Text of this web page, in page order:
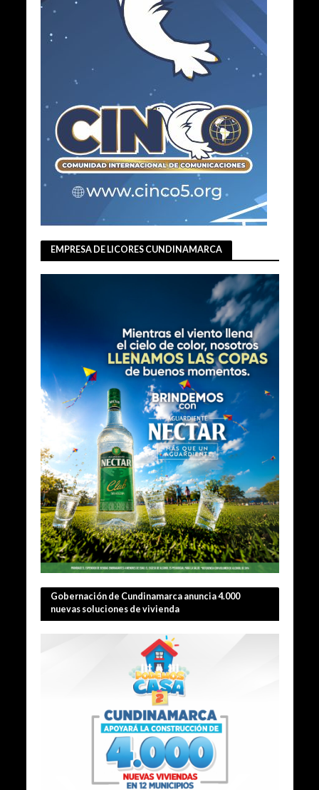
EMPRESA DE LICORES CUNDINAMARCA
Gobernación de Cundinamarca anuncia 4.000
nuevas soluciones de vivienda